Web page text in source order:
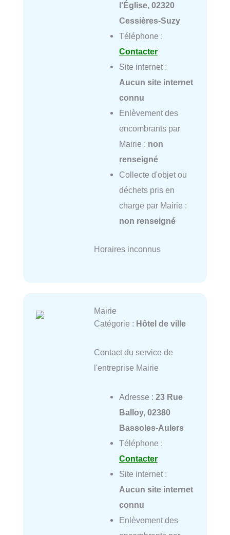
l'Église, 02320
Cessières-Suzy
Téléphone :
Contacter
Site internet :
Aucun site internet
connu
Enlèvement des
encombrants par
Mairie : non
renseigné
Collecte d'objet ou
déchets pris en
charge par Mairie :
non renseigné
Horaires inconnus
Mairie
Catégorie : Hôtel de ville
Contact du service de
l'entreprise Mairie
Adresse : 23 Rue
Balloy, 02380
Bassoles-Aulers
Téléphone :
Contacter
Site internet :
Aucun site internet
connu
Enlèvement des